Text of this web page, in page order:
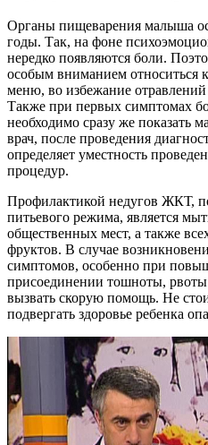
Органы пищеварения малыша
годы. Так, на фоне
нередко появляются боли.
особым вниманием относиться
меню, во избежание
Также при первых симптомах
необходимо сразу же показать
врач, после проведения
определяет уместность
процедур.
Профилактикой недугов ЖКТ,
питьевого режима, является
общественных мест, а также
фруктов. В случае
симптомов, особенно при
присоединении тошноты, рвоты
вызвать скорую помощь. Не
подвергать здоровье ребенка